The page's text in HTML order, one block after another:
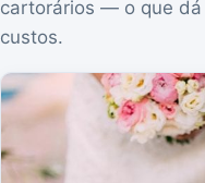
cartorários — o que dá
custos.